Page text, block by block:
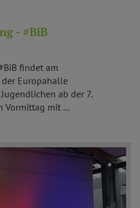
- #BiB
findet am
Europahalle
ab der 7.
Vormittag mit ...